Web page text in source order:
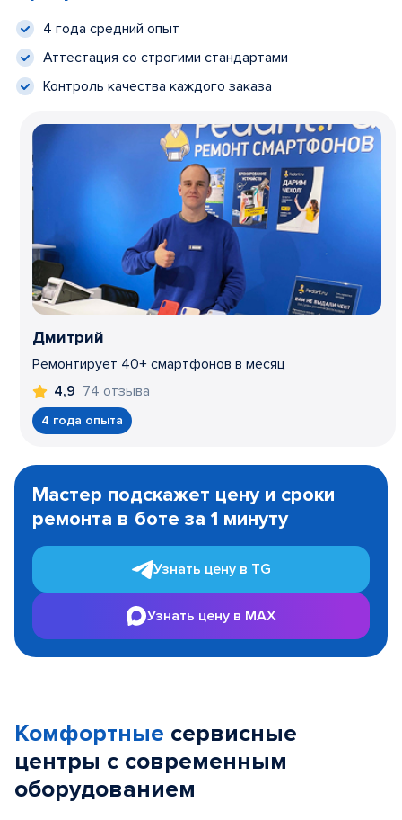
4 года средний опыт
Аттестация со строгими стандартами
Контроль качества каждого заказа
Дмитрий
Ремонтирует 40+ смартфонов в месяц
4,9 74 отзыва
4 года опыта
1
Мастер подскажет цену и сроки
ремонта в боте за 1 минуту
Узнать цену в TG
Узнать цену в MAX
Комфортные сервисные
центры с современным
оборудованием